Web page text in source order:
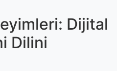
Dijital
Dilini